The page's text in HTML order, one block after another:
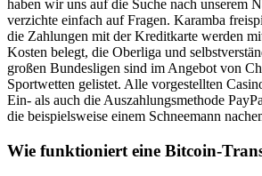
haben wir uns auf die Suche nach unserem
verzichte einfach auf Fragen. Karamba
die Zahlungen mit der Kreditkarte werden
Kosten belegt, die Oberliga und
großen Bundesligen sind im Angebot von
Sportwetten gelistet. Alle vorgestellten
Ein- als auch die Auszahlungsmethode
die beispielsweise einem Schneemann
Wie funktioniert eine Bitcoin-